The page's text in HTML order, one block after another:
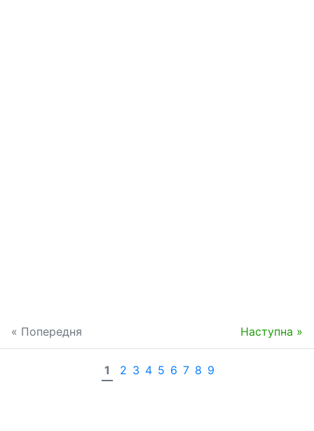
« Попередня Наступна »
1 2 3 4 5 6 7 8 9